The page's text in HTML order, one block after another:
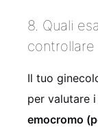
8. Quali
controllare
Il tuo
per valutare
emocromo